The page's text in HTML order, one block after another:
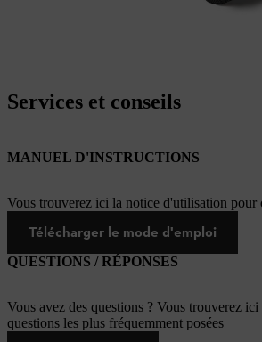
Services et conseils
MANUEL D'INSTRUCTIONS
Vous trouverez ici la notice d'utilisation
Télécharger le mode d'emploi
QUESTIONS / RÉPONSES
Vous avez des questions ? Vous trouverez ici
questions les plus fréquemment posées